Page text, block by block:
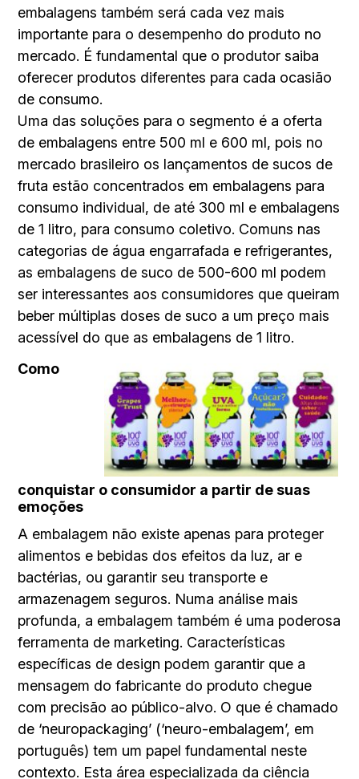
embalagens também será cada vez mais
importante para o desempenho do produto no
mercado. É fundamental que o produtor saiba
oferecer produtos diferentes para cada ocasião
de consumo.
Uma das soluções para o segmento é a oferta
de embalagens entre 500 ml e 600 ml, pois no
mercado brasileiro os lançamentos de sucos de
fruta estão concentrados em embalagens para
consumo individual, de até 300 ml e embalagens
de 1 litro, para consumo coletivo. Comuns nas
categorias de água engarrafada e refrigerantes,
as embalagens de suco de 500-600 ml podem
ser interessantes aos consumidores que queiram
beber múltiplas doses de suco a um preço mais
acessível do que as embalagens de 1 litro.
Como
conquistar o consumidor a partir de suas
emoções
A embalagem não existe apenas para proteger
alimentos e bebidas dos efeitos da luz, ar e
bactérias, ou garantir seu transporte e
armazenagem seguros. Numa análise mais
profunda, a embalagem também é uma poderosa
ferramenta de marketing. Características
específicas de design podem garantir que a
mensagem do fabricante do produto chegue
com precisão ao público-alvo. O que é chamado
de ‘neuropackaging’ (‘neuro-embalagem’, em
português) tem um papel fundamental neste
contexto. Esta área especializada da ciência